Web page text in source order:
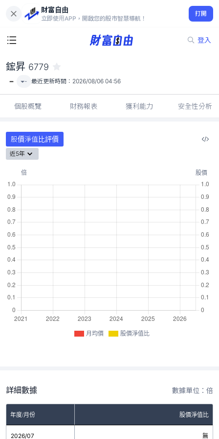
財富自由
立即使用APP，開啟您的股市智慧導航！
打開
登入
-
鋐昇 6779
- - 最近更新時間： 2026/08/06 04:56
個股概覽 財務報表 獲利能力 安全性分析
股價淨值比評價
近5年
月均價 股價淨值比
詳細數據 數據單位：倍
年度/月份 股價淨值比
2026/07 無